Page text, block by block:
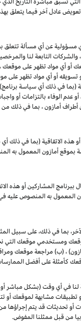
عادل آخر فيما يتعلق
مسؤولية عن أي مسألة
، والشركات التابعة لنا
أو أي مواد تظهر على
تسويقه أو أي مواد تظهر
(بما في ذلك أي سياسة
عدم الوفاء بالتزامات أو
أطراف أمازون ، بما في
هذه الاتفاقية (بما في ذلك
بموقع أمازون المعمول به
ببرنامج المشاركينأو هذه
المعمول به المنصوص عليه في
بما في ذلك، على سبيل
ومستخدمي موقعك التي
مراجعة موقعك ومراقبته
على أفضل
لنا في أي وقت (بشكل مباشر
مشابهة لموقعك أو
أو تحديثات قد يتم
من قبل ممثلنا المفوض.